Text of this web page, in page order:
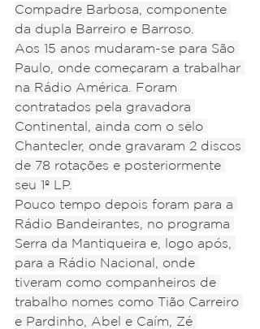
Compadre Barbosa, componente
da dupla Barreiro e Barroso.
Aos 15 anos mudaram-se para São
Paulo, onde começaram a trabalhar
na Rádio América. Foram
contratados pela gravadora
Continental, ainda com o sêlo
Chantecler, onde gravaram 2 discos
de 78 rotações e posteriormente
seu 1º LP.
Pouco tempo depois foram para a
Rádio Bandeirantes, no programa
Serra da Mantiqueira e, logo após,
para a Rádio Nacional, onde
tiveram como companheiros de
trabalho nomes como Tião Carreiro
e Pardinho, Abel e Caím, Zé